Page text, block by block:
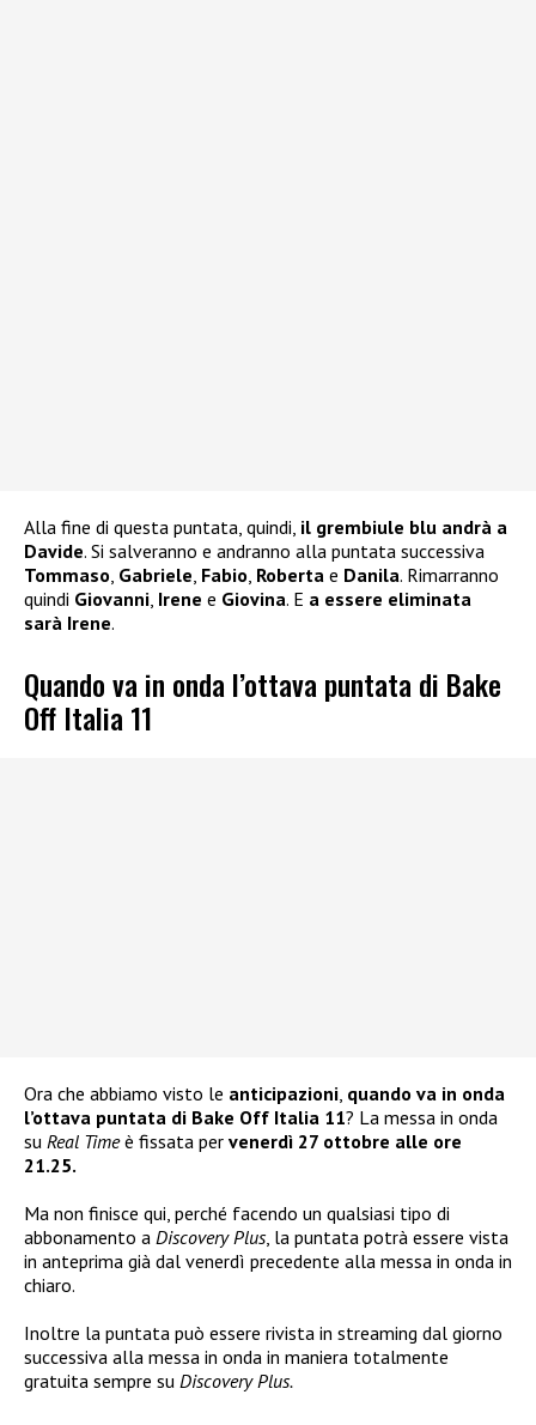
Alla fine di questa puntata, quindi, il grembiule blu andrà a
Davide. Si salveranno e andranno alla puntata successiva
Tommaso, Gabriele, Fabio, Roberta e Danila. Rimarranno
quindi Giovanni, Irene e Giovina. E a essere eliminata
sarà Irene.
Quando va in onda l’ottava puntata di Bake
Off Italia 11
Ora che abbiamo visto le anticipazioni quando va in onda
l’ottava puntata di Bake Off Italia 11? La messa in onda
su Real Timeè fissata per venerdì 27 ottobre alle ore
21.25.
Ma non finisce qui, perché facendo un qualsiasi tipo di
abbonamento a Discovery Plus, la puntata potrà essere vista
in anteprima già dal venerdì precedente alla messa in onda in
chiaro.
Inoltre la puntata può essere rivista in streaming dal giorno
successiva alla messa in onda in maniera totalmente
gratuita sempre su Discovery Plus.